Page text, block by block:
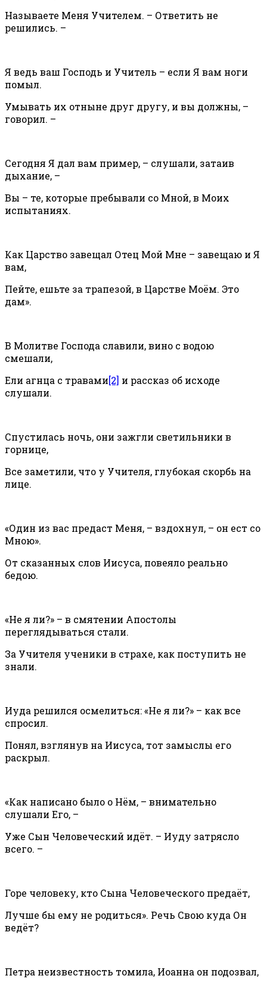
Называете Меня Учителем. – Ответить не
решились. –
Я ведь ваш Господь и Учитель – если Я вам ноги
помыл.
Умывать их отныне друг другу, и вы должны, –
говорил. –
Сегодня Я дал вам пример, – слушали, затаив
дыхание, –
Вы – те, которые пребывали со Мной, в Моих
испытаниях.
Как Царство завещал Отец Мой Мне – завещаю и Я
вам,
Пейте, ешьте за трапезой, в Царстве Моём. Это
дам».
В Молитве Господа славили, вино с водою
смешали,
Ели агнца с травами[2] и рассказ об исходе
слушали.
Спустилась ночь, они зажгли светильники в
горнице,
Все заметили, что у Учителя, глубокая скорбь на
лице.
«Один из вас предаст Меня, – вздохнул, – он ест со
Мною».
От сказанных слов Иисуса, повеяло реально
бедою.
«Не я ли?» – в смятении Апостолы
переглядываться стали.
За Учителя ученики в страхе, как поступить не
знали.
Иуда решился осмелиться: «Не я ли?» – как все
спросил.
Понял, взглянув на Иисуса, тот замыслы его
раскрыл.
«Как написано было о Нём, – внимательно
слушали Его, –
Уже Сын Человеческий идёт. – Иуду затрясло
всего. –
Горе человеку, кто Сына Человеческого предаёт,
Лучше бы ему не родиться». Речь Свою куда Он
ведёт?
Петра неизвестность томила, Иоанна он подозвал,